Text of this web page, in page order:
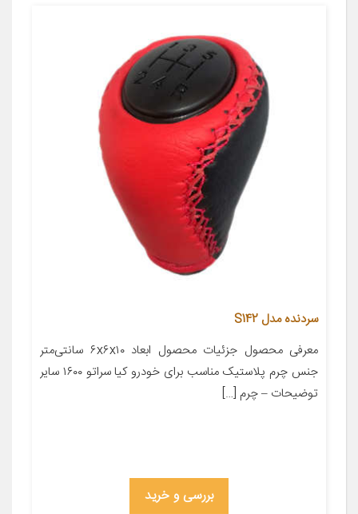
سردنده مدل S142
معرفی محصول جزئیات محصول ابعاد ۶x۶x۱۰ سانتی‌متر
جنس چرم پلاستیک مناسب برای خودرو کیا سراتو ۱۶۰۰ سایر
توضیحات – چرم […]
بررسی و خرید